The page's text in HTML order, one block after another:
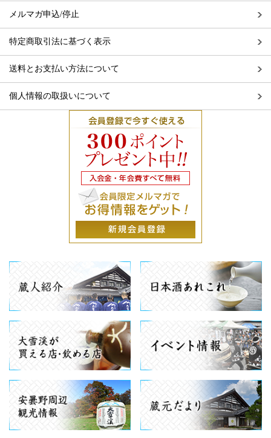
メルマガ申込/停止
特定商取引法に基づく表示
送料とお支払い方法について
個人情報の取扱いについて